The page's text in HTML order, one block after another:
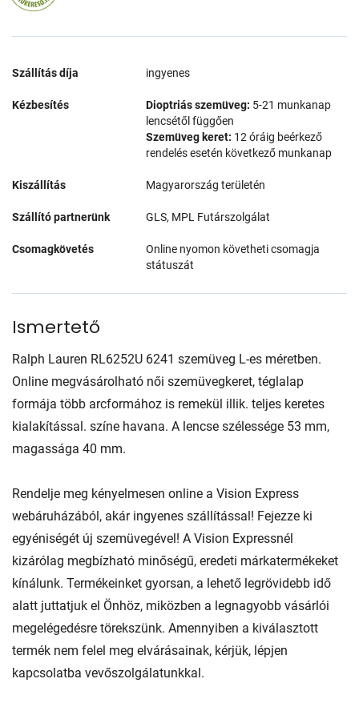
Szállítás díja ingyenes
Kézbesítés Dioptriás szemüveg: 5-21 munkanap
lencsétől függően
Szemüveg keret: 12 óráig beérkező
rendelés esetén következő munkanap
Kiszállítás Magyarország területén
Szállító partnerünk GLS, MPL Futárszolgálat
Csomagkövetés
Online nyomon követheti csomagja
státuszát
Ismertető
Ralph Lauren RL6252U 6241 szemüveg L-es méretben.
Online megvásárolható női szemüvegkeret, téglalap
formája több arcformához is remekül illik. teljes keretes
kialakítással. színe havana. A lencse szélessége 53 mm,
magassága 40 mm.
Rendelje meg kényelmesen online a Vision Express
webáruházából, akár ingyenes szállítással! Fejezze ki
egyéniségét új szemüvegével! A Vision Expressnél
kizárólag megbízható minőségű, eredeti márkatermékeket
kínálunk. Termékeinket gyorsan, a lehető legrövidebb idő
alatt juttatjuk el Önhöz, miközben a legnagyobb vásárlói
megelégedésre törekszünk. Amennyiben a kiválasztott
termék nem felel meg elvárásainak, kérjük, lépjen
kapcsolatba vevőszolgálatunkkal.